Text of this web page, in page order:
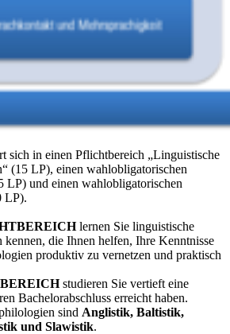
sich in einen Pflichtbereich „Linguistische
(15 LP), einen wahlobligatorischen
LP) und einen wahlobligatorischen
LP).
lernen Sie linguistische
die Ihnen helfen, Ihre Kenntnisse
produktiv zu vernetzen und praktisch
studieren Sie vertieft eine
Bachelorabschluss erreicht haben.
sind Anglistik, Baltistik,
und Slawistik.